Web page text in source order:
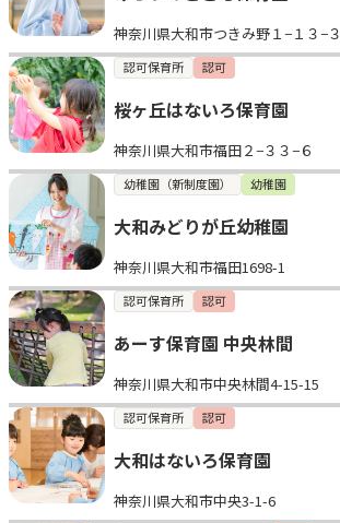
おすすめの園
エンクルの特徴と活用方法
コラム
お知らせ
神奈川県大和市つきみ野１−１３−３
認可保育所 認可
桜ヶ丘はないろ保育園
神奈川県大和市福田２−３３−６
幼稚園（新制度園） 幼稚園
大和みどりが丘幼稚園
神奈川県大和市福田1698-1
認可保育所 認可
あーす保育園 中央林間
神奈川県大和市中央林間4-15-15
認可保育所 認可
大和はないろ保育園
神奈川県大和市中央3-1-6